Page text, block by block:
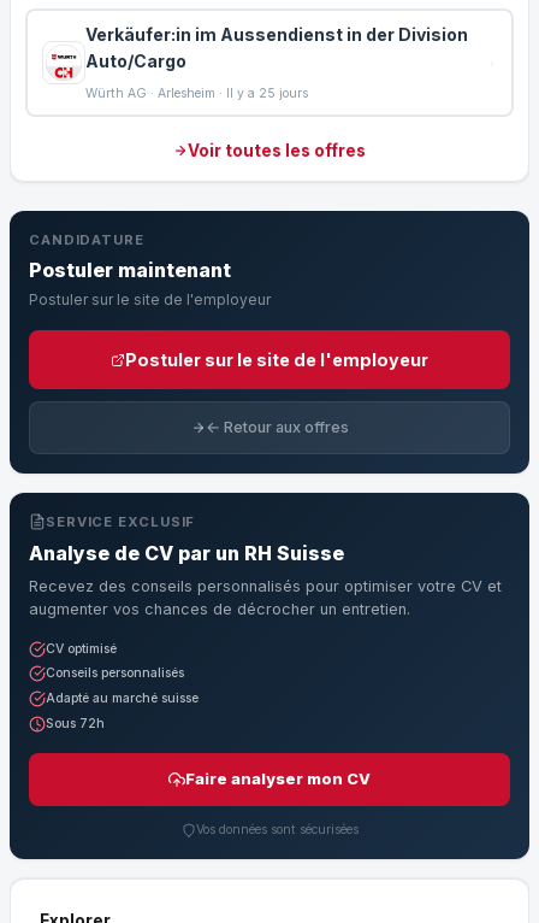
Verkäufer:in im Aussendienst in der Division
Auto/Cargo
Würth AG · Arlesheim · Il y a 25 jours
Voir toutes les offres
CANDIDATURE
Postuler maintenant
Postuler sur le site de l'employeur
Postuler sur le site de l'employeur
← Retour aux offres
SERVICE EXCLUSIF
Analyse de CV par un RH Suisse
Recevez des conseils personnalisés pour optimiser votre CV et
augmenter vos chances de décrocher un entretien.
CV optimisé
Conseils personnalisés
Adapté au marché suisse
Sous 72h
Faire analyser mon CV
Vos données sont sécurisées